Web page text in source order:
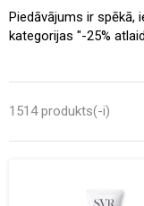
Piedāvājums ir spēkā,
kategorijas "-25%
1514 produkts(-i)